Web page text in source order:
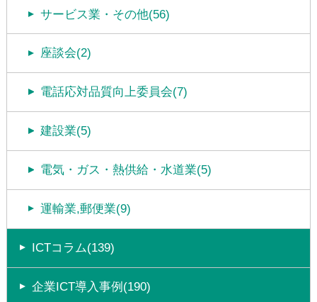
サービス業・その他(56)
座談会(2)
電話応対品質向上委員会(7)
建設業(5)
電気・ガス・熱供給・水道業(5)
運輸業,郵便業(9)
ICTコラム(139)
企業ICT導入事例(190)